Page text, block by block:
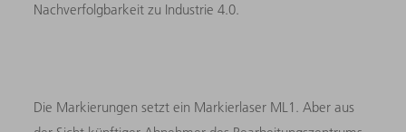
Nachverfolgbarkeit zu Industrie 4.0.
Die Markierungen setzt ein Markierlaser ML1. Aber aus